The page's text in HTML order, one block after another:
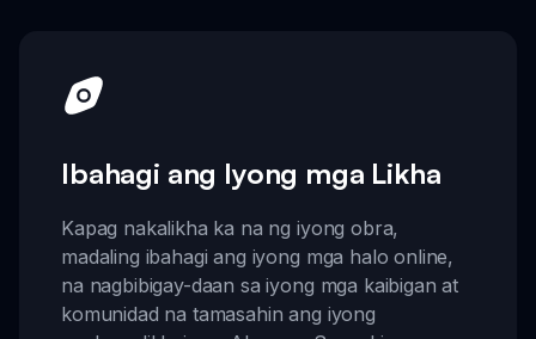
Ibahagi ang Iyong mga Likha
Kapag nakalikha ka na ng iyong obra,
madaling ibahagi ang iyong mga halo online,
na nagbibigay-daan sa iyong mga kaibigan at
komunidad na tamasahin ang iyong